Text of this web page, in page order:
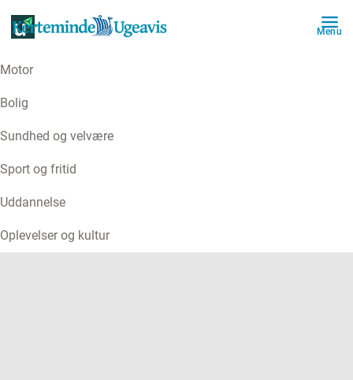
Menu
Motor
Bolig
Sundhed og velvære
Sport og fritid
Uddannelse
Oplevelser og kultur